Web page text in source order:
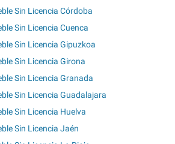
Sin Licencia Córdoba
Sin Licencia Cuenca
Sin Licencia Gipuzkoa
Sin Licencia Girona
Sin Licencia Granada
Sin Licencia Guadalajara
Sin Licencia Huelva
Sin Licencia Jaén